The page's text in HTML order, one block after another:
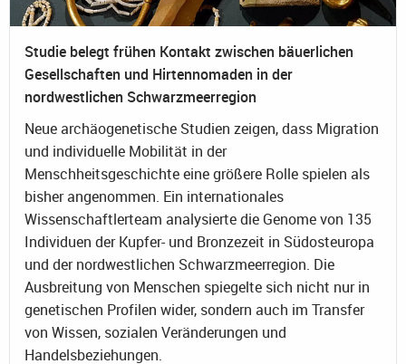
Studie belegt frühen Kontakt zwischen bäuerlichen
Gesellschaften und Hirtennomaden in der
nordwestlichen Schwarzmeerregion
Neue archäogenetische Studien zeigen, dass Migration
und individuelle Mobilität in der
Menschheitsgeschichte eine größere Rolle spielen als
bisher angenommen. Ein internationales
Wissenschaftlerteam analysierte die Genome von 135
Individuen der Kupfer- und Bronzezeit in Südosteuropa
und der nordwestlichen Schwarzmeerregion. Die
Ausbreitung von Menschen spiegelte sich nicht nur in
genetischen Profilen wider, sondern auch im Transfer
von Wissen, sozialen Veränderungen und
Handelsbeziehungen.